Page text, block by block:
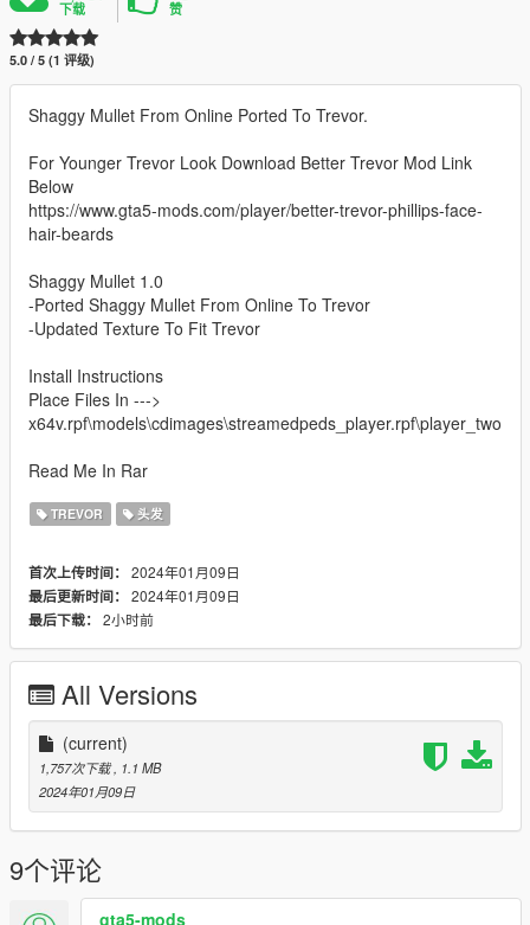
下载 赞
5.0 / 5 (1 评级)
Shaggy Mullet From Online Ported To Trevor.
For Younger Trevor Look Download Better Trevor Mod Link
Below
https://www.gta5-mods.com/player/better-trevor-phillips-face-
hair-beards
Shaggy Mullet 1.0
-Ported Shaggy Mullet From Online To Trevor
-Updated Texture To Fit Trevor
Install Instructions
Place Files In --->
x64v.rpf\models\cdimages\streamedpeds_player.rpf\player_two
Read Me In Rar
TREVOR 头发
首次上传时间： 2024年01月09日
最后更新时间： 2024年01月09日
最后下载： 2小时前
All Versions
(current)
1,757次下载 , 1.1 MB
2024年01月09日
9个评论
gta5-mods